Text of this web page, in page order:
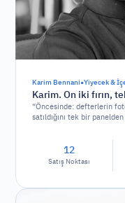
Karim Bennani•Yiyecek &
Karim. On iki fırın,
“Öncesinde: defterlerin
satıldığını tek bir
12
Satış Noktası